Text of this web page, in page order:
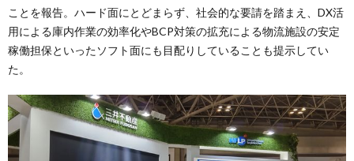
ことを報告。ハード面にとどまらず、社会的な要請を踏まえ、DX活
用による庫内作業の効率化やBCP対策の拡充による物流施設の安定
稼働担保といったソフト面にも目配りしていることも提示してい
た。